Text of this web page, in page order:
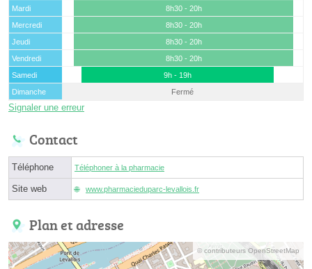
Mardi
8h30 - 20h
Mercredi
8h30 - 20h
Jeudi
8h30 - 20h
Vendredi
8h30 - 20h
Samedi
9h - 19h
Dimanche
Fermé
Signaler une erreur
Contact
Téléphone Téléphoner à la pharmacie
Site web www.pharmacieduparc-levallois.fr
Plan et adresse
© contributeurs OpenStreetMap